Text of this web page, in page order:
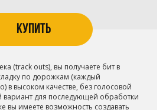
КУПИТЬ
(track outs), вы получаете бит в
по дорожкам (каждый
в высоком качестве, без голосовой
для последующей обработки
вы имеете возможность создавать